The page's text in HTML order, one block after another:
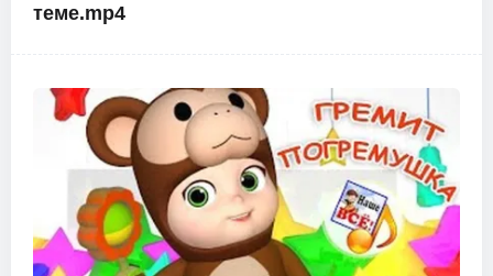
теме.mp4